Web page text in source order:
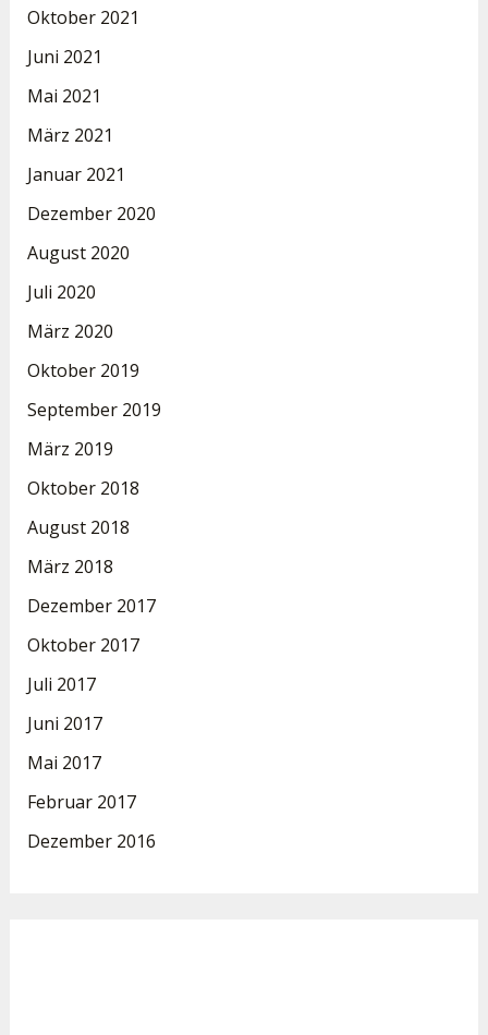
Oktober 2021
Juni 2021
Mai 2021
März 2021
Januar 2021
Dezember 2020
August 2020
Juli 2020
März 2020
Oktober 2019
September 2019
März 2019
Oktober 2018
August 2018
März 2018
Dezember 2017
Oktober 2017
Juli 2017
Juni 2017
Mai 2017
Februar 2017
Dezember 2016